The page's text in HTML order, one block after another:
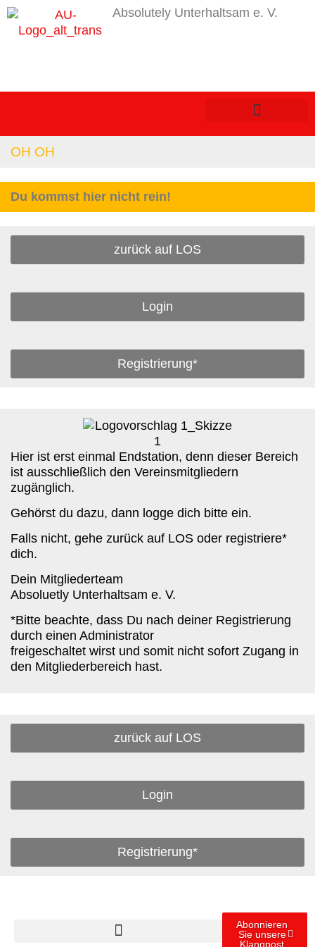
Absolutely Unterhaltsam e. V.
OH OH
Du kommst hier nicht rein!
zurück auf LOS
Login
Registrierung*
Hier ist erst einmal Endstation, denn dieser Bereich
ist ausschließlich den Vereinsmitgliedern
zugänglich.
Gehörst du dazu, dann logge dich bitte ein.
Falls nicht, gehe zurück auf LOS oder registriere*
dich.
Dein Mitgliederteam
Absoluetly Unterhaltsam e. V.
*Bitte beachte, dass Du nach deiner Registrierung
durch einen Administrator
freigeschaltet wirst und somit nicht sofort Zugang in
den Mitgliederbereich hast.
zurück auf LOS
Login
Registrierung*
Abonnieren
Sie unsere
Klangpost